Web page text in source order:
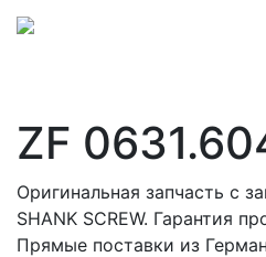
ZF
Оригинальная запчасть с
SHANK SCREW. Гарантия
Прямые поставки из